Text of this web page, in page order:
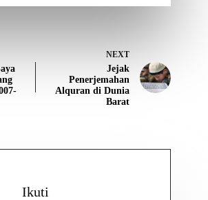
NEXT
Jejak
Penerjemahan
Alquran di Dunia
Barat
Ikuti